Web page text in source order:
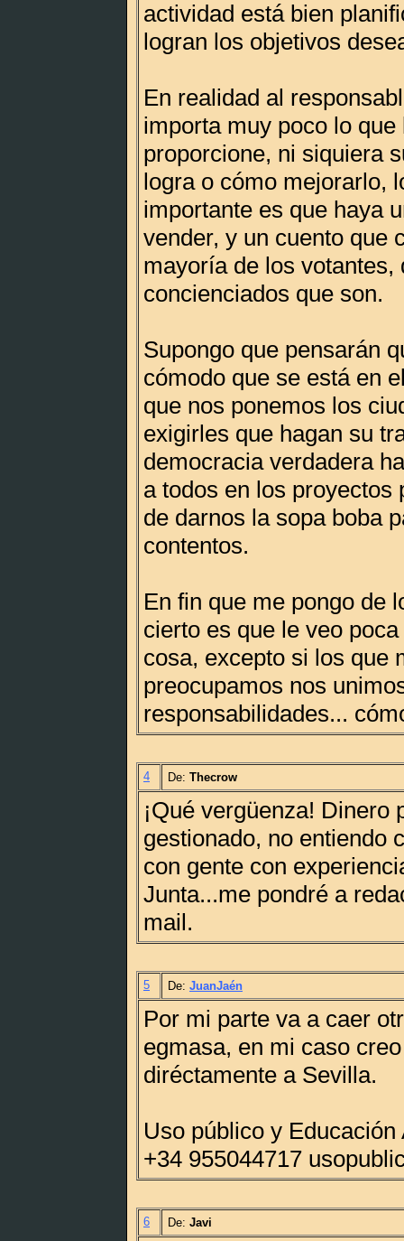
actividad está bien
logran los objetivos
En realidad al
importa muy poco lo que
proporcione, ni siquiera
logra o cómo mejorarlo,
importante es que haya
vender, y un cuento que
mayoría de los votantes,
concienciados que son.
Supongo que pensarán
cómodo que se está en
que nos ponemos los
exigirles que hagan su
democracia verdadera
a todos en los proyectos
de darnos la sopa boba
contentos.
En fin que me pongo de
cierto es que le veo
cosa, excepto si los que
preocupamos nos
responsabilidades...
4 De: Thecrow
¡Qué vergüenza! Dinero
gestionado, no entiendo
con gente con
Junta...me pondré a
mail.
5 De: JuanJaén
Por mi parte va a caer
egmasa, en mi caso
diréctamente a Sevilla.
Uso público y Educación
+34 955044717
6 De: Javi